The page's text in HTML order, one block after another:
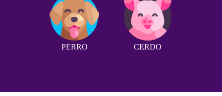
PERRO CERDO